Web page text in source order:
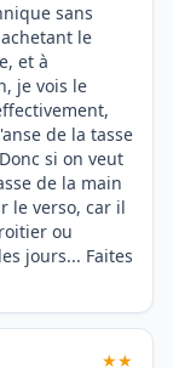
sans
le
et à
je vois le
de la tasse
si on veut
de la main
le verso, car il
ou
jours... Faites
★★